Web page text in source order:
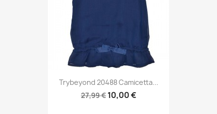
Trybeyond 20488 Camicetta...
27,99 € 10,00 €